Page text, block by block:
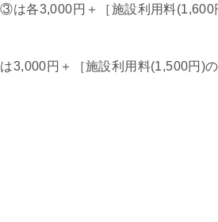
各3,000円＋［施設利用料(1,600
3,000円＋［施設利用料(1,500円)の